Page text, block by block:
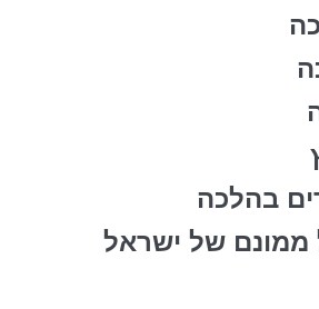
בהלכה
של ישראל